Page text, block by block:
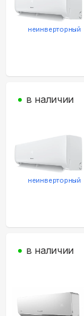
неинверторный
неинверторный
в наличии
в наличии